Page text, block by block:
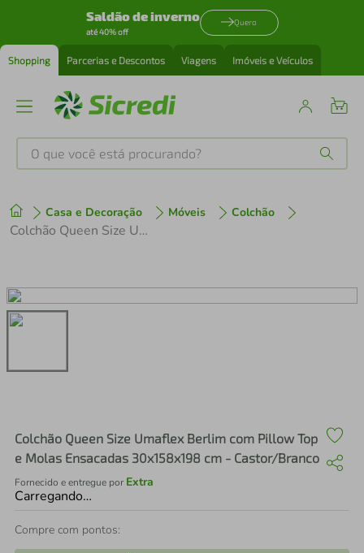
Saldão de inverno
até 40% off
Quero
Shopping Parcerias e Descontos Viagens Imóveis e Veículos
O que você está procurando?
Casa e Decoração Móveis Colchão
Colchão Queen Size Umaflex Berlim com Pillow Top e Molas Ensacadas 30x158x198 cm - Castor/Branco
Colchão Queen Size Umaflex Berlim com Pillow Top
e Molas Ensacadas 30x158x198 cm - Castor/Branco
Fornecido e entregue por Extra
Carregando…
Compre com pontos:
1º tenis